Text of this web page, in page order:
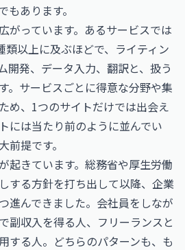
あります。
がっています。あるサービスでは
以上に及ぶほどで、ライティン
開発、データ入力、翻訳と、扱う
。サービスごとに得意な分野や集
め、1つのサイトだけでは出会え
には当たり前のように並んでい
前提です。
起きています。総務省や厚生労働
する方針を打ち出して以降、企業
進んできました。会社員をしなが
副収入を得る人、フリーランスと
する人。どちらのパターンも、も